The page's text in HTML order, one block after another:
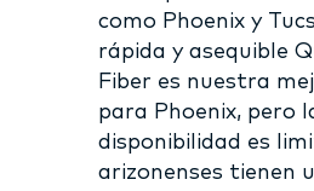
como Phoenix y
rápida y asequible
Fiber es nuestra
para Phoenix, pero
disponibilidad es
arizonenses tienen